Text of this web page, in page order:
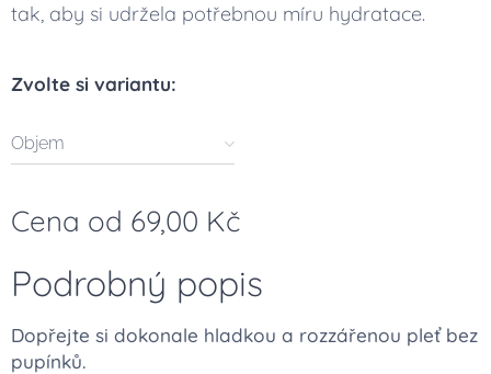
tak, aby si udržela potřebnou míru hydratace.
Zvolte si variantu:
Objem
Cena od 69,00 Kč
Podrobný popis
Dopřejte si dokonale hladkou a rozzářenou pleť bez
pupínků.